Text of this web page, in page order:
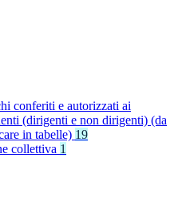
conferiti e autorizzati ai
(dirigenti e non dirigenti) (da
in tabelle) 19
collettiva 1